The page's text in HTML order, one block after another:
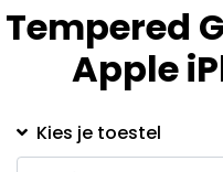
Tempered
Apple
Kies je toestel